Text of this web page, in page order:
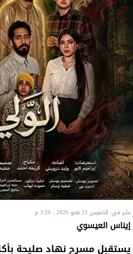
نشر في: الخميس 21 مايو 2026 - 3:29 م
إيناس العيسوي
يستقبل مسرح نهاد صليحة